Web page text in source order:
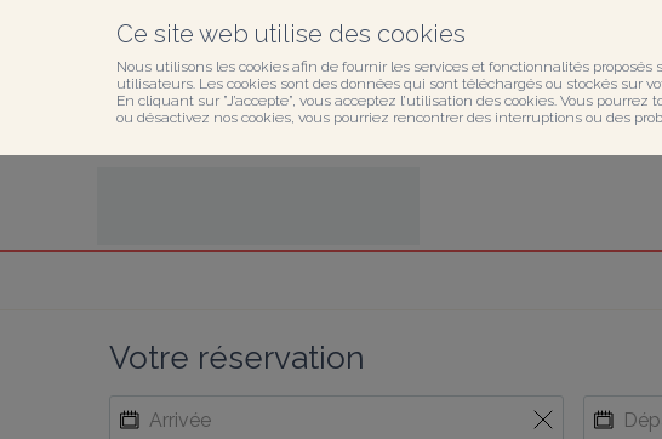
Ce site web utilise des cookies
Nous utilisons les cookies afin de fournir les services et fonctionnalités proposés
utilisateurs. Les cookies sont des données qui sont téléchargés ou stockés sur
En cliquant sur ”J’accepte”, vous acceptez l’utilisation des cookies. Vous
ou désactivez nos cookies, vous pourriez rencontrer des interruptions ou des
Votre réservation